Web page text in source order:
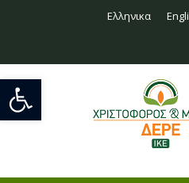
Ανοίξτε τη γραμμή εργαλείων
Ελληνικα